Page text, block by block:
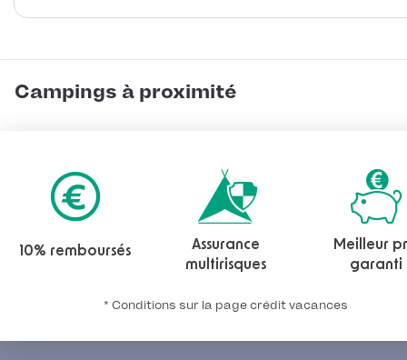
Campings à proximité
10% remboursés
Assurance
multirisques
Meilleur
garanti
* Conditions sur la page crédit vacances